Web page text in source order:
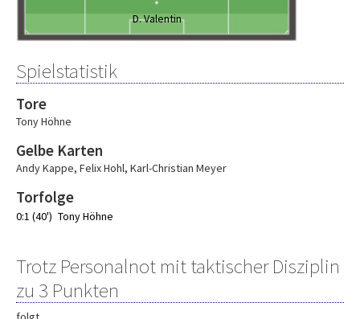
D. Valentin
Spielstatistik
Tore
Tony Höhne
Gelbe Karten
Andy Kappe, Felix Hohl, Karl-Christian Meyer
Torfolge
0:1 (40') Tony Höhne
Trotz Personalnot mit taktischer Disziplin
zu 3 Punkten